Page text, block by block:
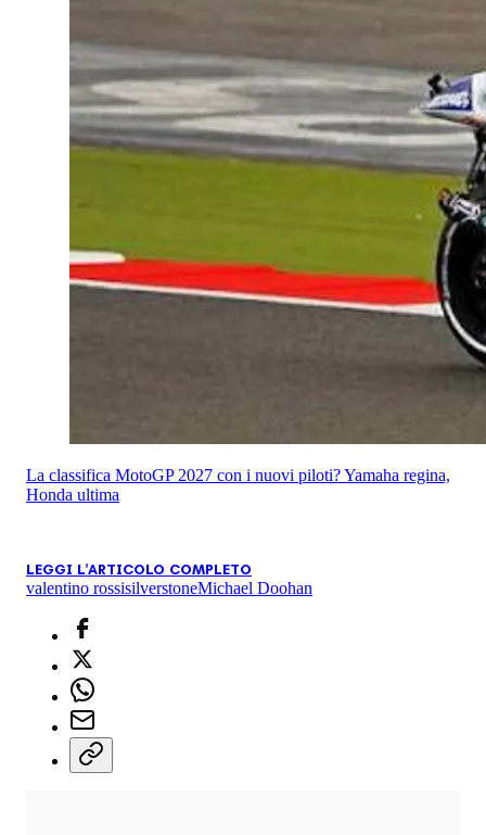
La classifica MotoGP 2027 con i nuovi piloti? Yamaha regina,
Honda ultima
LEGGI L'ARTICOLO COMPLETO
valentino rossisilverstoneMichael Doohan